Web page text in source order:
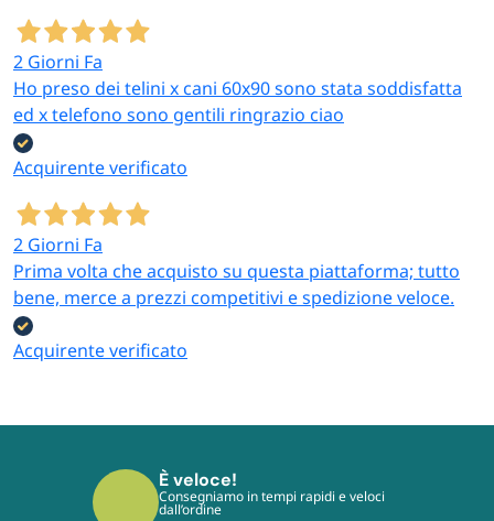
2 Giorni Fa
Ho preso dei telini x cani 60x90 sono stata soddisfatta
ed x telefono sono gentili ringrazio ciao
Acquirente verificato
2 Giorni Fa
Prima volta che acquisto su questa piattaforma; tutto
bene, merce a prezzi competitivi e spedizione veloce.
Acquirente verificato
È sicuro!
I tuoi pagamenti sono protetti dai più
moderni protocolli